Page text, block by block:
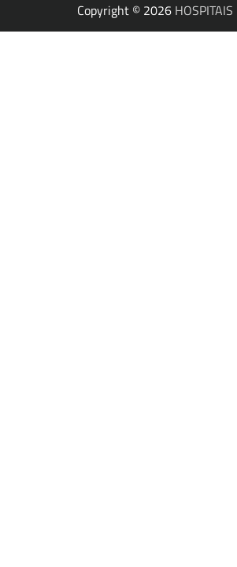
Copyright © 2026